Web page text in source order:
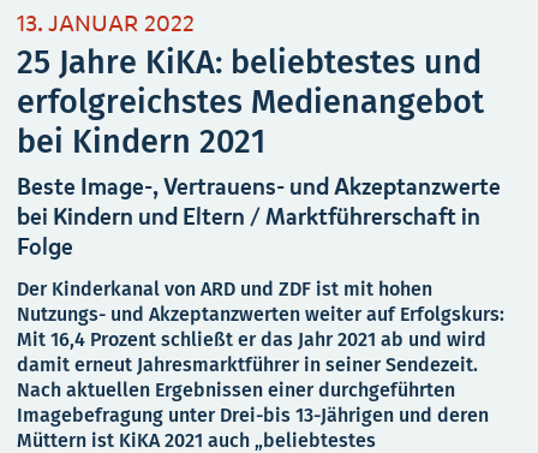
13. JANUAR 2022
25 Jahre KiKA: beliebtestes und
erfolgreichstes Medienangebot
bei Kindern 2021
Beste Image-, Vertrauens- und Akzeptanzwerte
bei Kindern und Eltern / Marktführerschaft in
Folge
Der Kinderkanal von ARD und ZDF ist mit hohen
Nutzungs- und Akzeptanzwerten weiter auf Erfolgskurs:
Mit 16,4 Prozent schließt er das Jahr 2021 ab und wird
damit erneut Jahresmarktführer in seiner Sendezeit.
Nach aktuellen Ergebnissen einer durchgeführten
Imagebefragung unter Drei-bis 13-Jährigen und deren
Müttern ist KiKA 2021 auch „beliebtestes